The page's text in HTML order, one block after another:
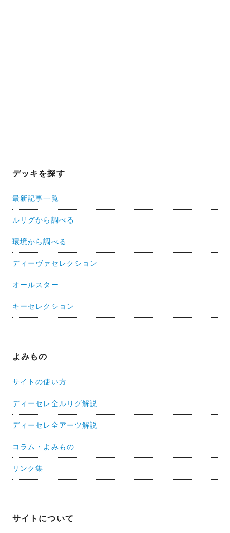
デッキを探す
最新記事一覧
ルリグから調べる
環境から調べる
ディーヴァセレクション
オールスター
キーセレクション
よみもの
サイトの使い方
ディーセレ全ルリグ解説
ディーセレ全アーツ解説
コラム・よみもの
リンク集
サイトについて